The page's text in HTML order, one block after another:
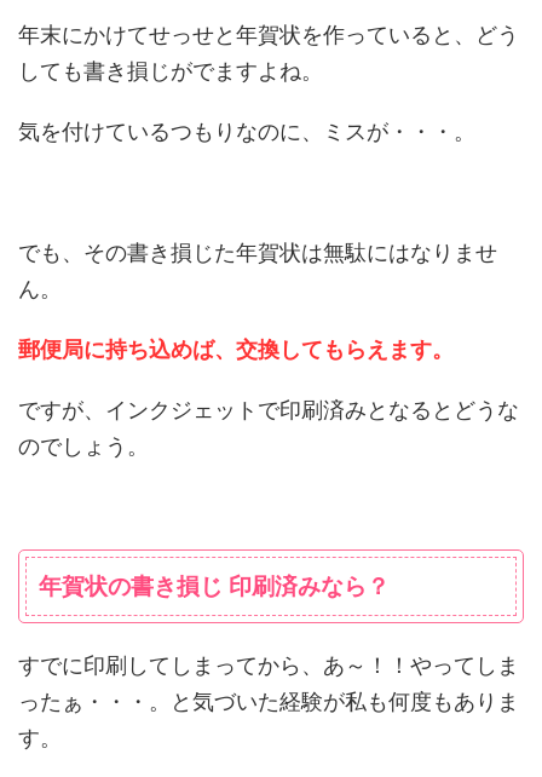
年末にかけてせっせと年賀状を作っていると、どう
しても書き損じがでますよね。
気を付けているつもりなのに、ミスが・・・。
でも、その書き損じた年賀状は無駄にはなりませ
ん。
郵便局に持ち込めば、交換してもらえます。
ですが、インクジェットで印刷済みとなるとどうな
のでしょう。
年賀状の書き損じ 印刷済みなら？
すでに印刷してしまってから、あ～！！やってしま
ったぁ・・・。と気づいた経験が私も何度もありま
す。